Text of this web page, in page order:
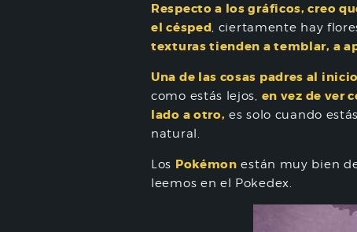
Respecto a los gráficos, creo
el césped, ciertamente hay
texturas tienden a temblar, a
Una de las cosas padres al
como estás lejos, en vez de ver
lado a otro, es solo cuando
natural.
Los Pokémon están muy bien
leemos en el Pokedex.